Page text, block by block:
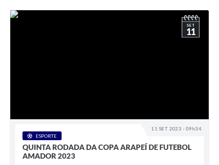
11 SET 2023 - 09h34
SET
11
ESPORTE
QUINTA RODADA DA COPA ARAPEÍ DE FUTEBOL
AMADOR 2023